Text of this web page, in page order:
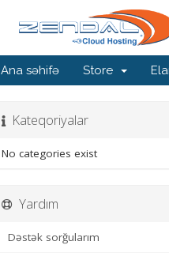
Ana səhifə Store
Kateqoriyalar
No categories exist
Yardım
Dəstək sorğularım